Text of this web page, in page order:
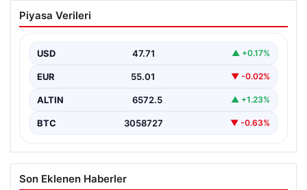
Hakkında İcra Takibi Nedeniyle
Avukatın Katledilmesi Davasında
Bursa’nın Gürsu ilçesinde gerçekleşen korkutucu
uğrayarak hayatını kaybetmesiyle…
Piyasa Verileri
USD 47.71 ▲ +0.17%
EUR 55.01 ▼ -0.02%
ALTIN 6572.5 ▲ +1.23%
BTC 3058727 ▼ -0.63%
Son Eklenen Haberler